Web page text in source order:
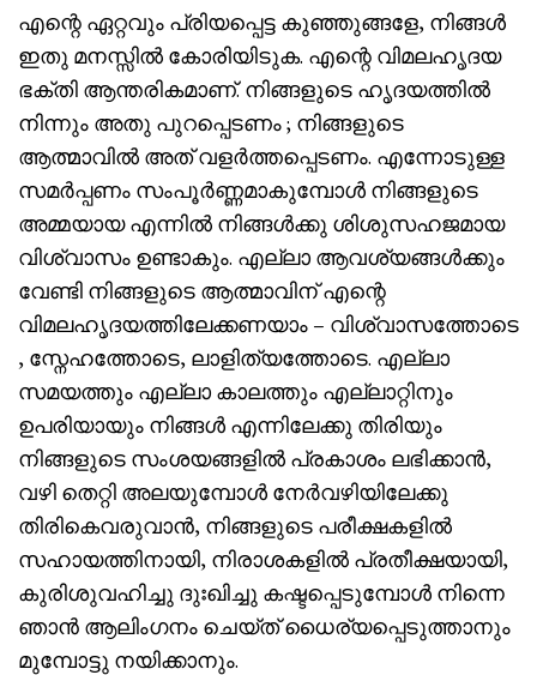
എന്റെ ഏറ്റവും പ്രിയപ്പെട്ട കുഞ്ഞുങ്ങളേ, നിങ്ങൾ
ഇതു മനസ്സിൽ കോരിയിടുക. എന്റെ വിമലഹൃദയ
ഭക്തി ആന്തരികമാണ്. നിങ്ങളുടെ ഹൃദയത്തിൽ
നിന്നും അതു പുറപ്പെടണം ; നിങ്ങളുടെ
ആത്മാവിൽ അത് വളർത്തപ്പെടണം. എന്നോടുള്ള
സമർപ്പണം സംപൂർണ്ണമാകുമ്പോൾ നിങ്ങളുടെ
അമ്മയായ എന്നിൽ നിങ്ങൾക്കു ശിശുസഹജമായ
വിശ്വാസം ഉണ്ടാകും. എല്ലാ ആവശ്യങ്ങൾക്കും
വേണ്ടി നിങ്ങളുടെ ആത്മാവിന് എന്റെ
വിമലഹൃദയത്തിലേക്കണയാം – വിശ്വാസത്തോടെ
, സ്നേഹത്തോടെ, ലാളിത്യത്തോടെ. എല്ലാ
സമയത്തും എല്ലാ കാലത്തും എല്ലാറ്റിനും
ഉപരിയായും നിങ്ങൾ എന്നിലേക്കു തിരിയും
നിങ്ങളുടെ സംശയങ്ങളിൽ പ്രകാശം ലഭിക്കാൻ,
വഴി തെറ്റി അലയുമ്പോൾ നേർവഴിയിലേക്കു
തിരികെവരുവാൻ, നിങ്ങളുടെ പരീക്ഷകളിൽ
സഹായത്തിനായി, നിരാശകളിൽ പ്രതീക്ഷയായി,
കുരിശുവഹിച്ചു ദുഃഖിച്ചു കഷ്ടപ്പെടുമ്പോൾ നിന്നെ
ഞാൻ ആലിംഗനം ചെയ്ത് ധൈര്യപ്പെടുത്താനും
മുമ്പോട്ടു നയിക്കാനും.